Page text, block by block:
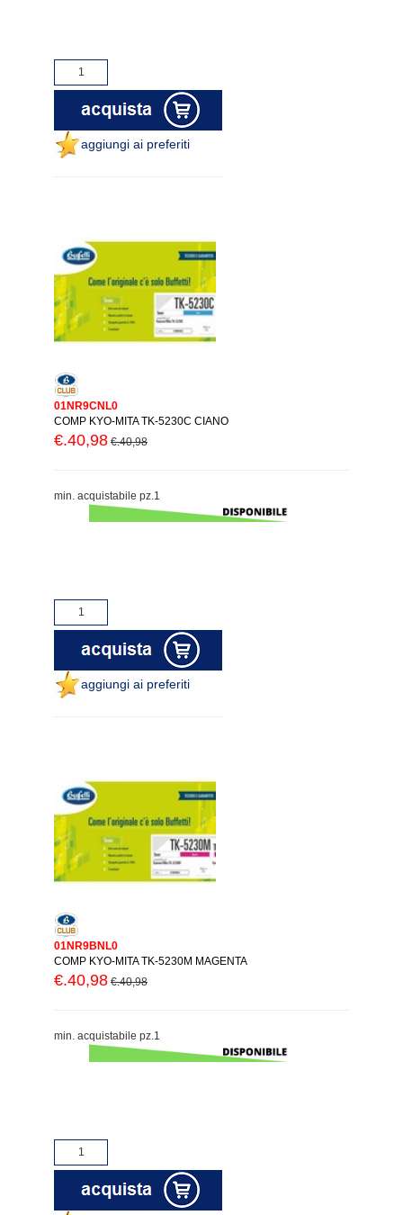
aggiungi ai preferiti
01NR9CNL0
COMP KYO-MITA TK-5230C CIANO
€.40,98 €.40,98
min. acquistabile pz.1
aggiungi ai preferiti
01NR9BNL0
COMP KYO-MITA TK-5230M MAGENTA
€.40,98 €.40,98
min. acquistabile pz.1